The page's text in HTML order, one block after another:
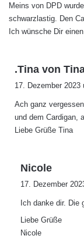
Meins von DPD
schwarzlastig. Den
Ich wünsche Dir
.Tina von
17. Dezember 2023
Ach ganz
und dem Cardigan,
Liebe Grüße Tina
Nicole
t
:
17. Dezember
Ich danke dir. Die
Liebe Grüße
Nicole